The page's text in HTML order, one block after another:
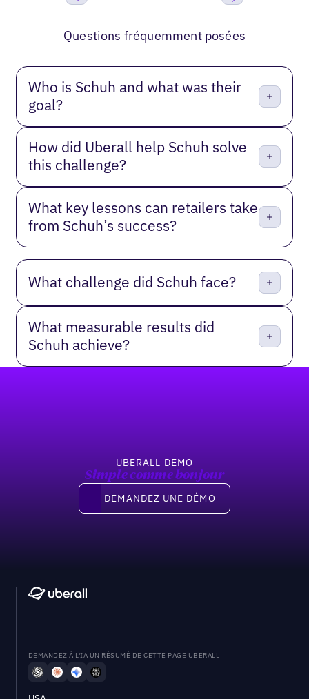
Questions fréquemment posées
Who is Schuh and what was their
goal?
How did Uberall help Schuh solve
this challenge?
What key lessons can retailers take
from Schuh’s success?
What challenge did Schuh face?
What measurable results did
Schuh achieve?
UBERALL DEMO
Simple comme bonjour
Demandez une démo
DEMANDEZ UNE DÉMO
DEMANDEZ À L'IA UN RÉSUMÉ DE CETTE PAGE UBERALL